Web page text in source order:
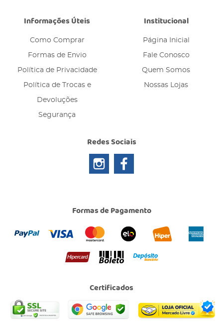
Informações Úteis
Como Comprar
Formas de Envio
Política de Privacidade
Política de Trocas e
Devoluções
Segurança
Institucional
Página Inicial
Fale Conosco
Quem Somos
Nossas Lojas
Redes Sociais
Formas de Pagamento
Certificados